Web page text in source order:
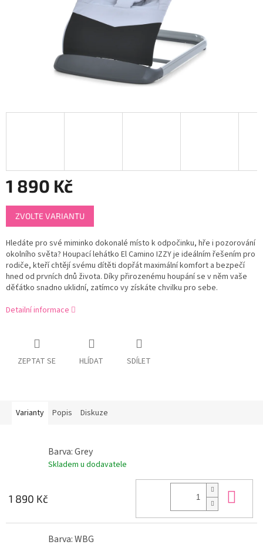
1 890 Kč
Měrná
cena:
ZVOLTE VARIANTU
Hledáte pro své miminko dokonalé místo k odpočinku, hře i pozorování
okolního světa? Houpací lehátko El Camino IZZY je ideálním řešením pro
rodiče, kteří chtějí svému dítěti dopřát maximální komfort a bezpečí
hned od prvních dnů života. Díky přirozenému houpání se v něm vaše
děťátko snadno uklidní, zatímco vy získáte chvilku pro sebe.
Detailní informace
ZEPTAT SE HLÍDAT SDÍLET
Varianty Popis Diskuze
Barva: Grey
Skladem u dodavatele
1 890 Kč
Barva: WBG